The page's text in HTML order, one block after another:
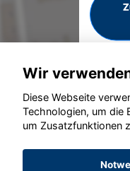
©
Wir
Diese Webseite
Technologien, um die
um Zusatzfunktionen